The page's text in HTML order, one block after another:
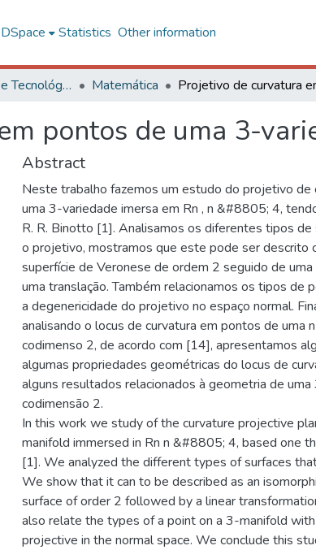
Statistics Other information
Ciências Exatas e Tecnológicas Matemática
pontos de uma 3-
Abstract
Neste trabalho fazemos um estudo do projetivo de
uma 3-variedade imersa em Rn , n &#8805; 4,
R. R. Binotto [1]. Analisamos os diferentes tipos
o projetivo, mostramos que este pode ser descrito
superfície de Veronese de ordem 2 seguido de
uma translação. Também relacionamos os tipos de
a degenericidade do projetivo no espaço normal.
analisando o locus de curvatura em pontos de uma
codimenso 2, de acordo com [14], apresentamos
algumas propriedades geométricas do locus de
alguns resultados relacionados à geometria de
codimensão 2.
In this work we study of the curvature projective
manifold immersed in Rn n &#8805; 4, based one
[1]. We analyzed the different types of surfaces
We show that it can to be described as an
surface of order 2 followed by a linear
also relate the types of a point on a 3-manifold
projective in the normal space. We conclude this